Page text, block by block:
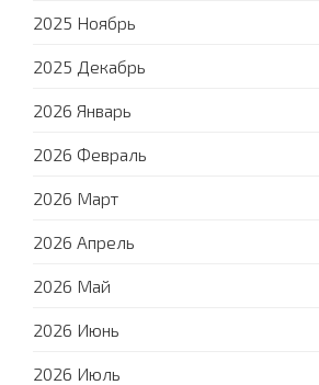
2025 Ноябрь
2025 Декабрь
2026 Январь
2026 Февраль
2026 Март
2026 Апрель
2026 Май
2026 Июнь
2026 Июль